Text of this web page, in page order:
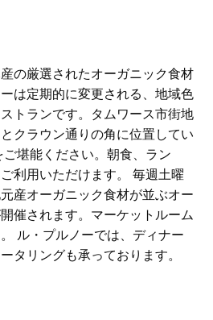
の厳選されたオーガニック食材
は定期的に変更される、地域色
トランです。タムワース市街地
クラウン通りの角に位置してい
ご堪能ください。朝食、ラン
利用いただけます。 毎週土曜
産オーガニック食材が並ぶオー
催されます。マーケットルーム
ル・プルノーでは、ディナー
タリングも承っております。
は定期的に変更される、地域色
トランです。タムワース市街地